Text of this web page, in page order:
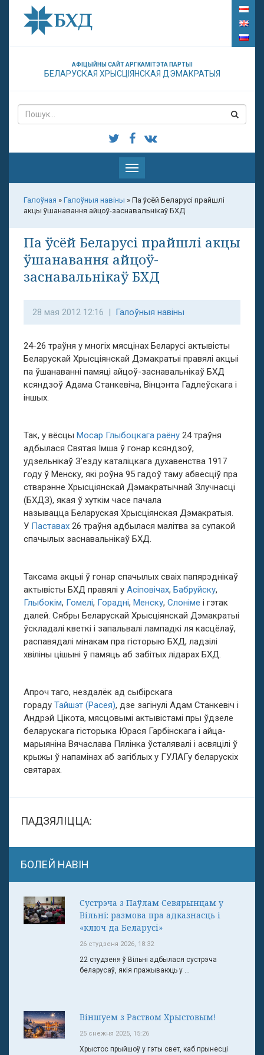
АФІЦЫЙНЫ САЙТ АРГКАМІТЭТА ПАРТЫІ
БЕЛАРУСКАЯ ХРЫСЦІЯНСКАЯ ДЭМАКРАТЫЯ
Паказаць
меню
Галоўная » Галоўныя навіны » Па ўсёй Беларусі прайшлі
акцы ўшанавання айцоў-заснавальнікаў БХД
Па ўсёй Беларусі прайшлі акцы
ўшанавання айцоў-
заснавальнікаў БХД
28 мая 2012 12:16 | Галоўныя навіны
24-26 траўня у многіх мясцінах Беларусі актывісты
Беларускай Хрысціянскай Дэмакратыі правялі акцыі
па ўшанаванні памяці айцоў-заснавальнікаў БХД
ксяндзоў Адама Станкевіча, Вінцэнта Гадлеўскага і
іншых.
Так, у вёсцы Мосар Глыбоцкага раёну 24 траўня
адбылася Святая Імша ў гонар ксяндзоў,
удзельнікаў З’езду каталіцкага духавенства 1917
году ў Менску, які роўна 95 гадоў таму абвесціў пра
стварэнне Хрысціянскай Дэмакратычнай Злучнасці
(БХДЗ), якая ў хуткім часе пачала
называцца Беларуская Хрысціянская Дэмакратыя.
У Паставах 26 траўня адбылася малiтва за супакой
спачылых заснавальнікаў БХД.
Таксама акцыі ў гонар спачылых сваіх папярэднікаў
актывісты БХД правялі у Асіповічах, Бабруйску,
Глыбокім, Гомелі, Горадні, Менску, Слоніме і гэтак
далей. Сябры Беларускай Хрысціянскай Дэмакратыі
ўскладалі кветкі і запальвалі лампадкі ля касцёлаў,
распавядалі мінакам пра гісторыю БХД, ладзілі
хвіліны цішыні ў памяць аб забітых лідарах БХД.
Апроч таго, нездалёк ад сыбірскага
гораду Тайшэт (Расея), дзе загінулі Адам Станкевіч і
Андрэй Цікота, мясцовымі актывістамі пры ўдзеле
беларускага гісторыка Юрася Гарбінскага і айца-
марыяніна Вячаслава Пялінка ўсталявалі і асвяцілі ў
крыжы ў напамінах аб загіблых у ГУЛАГу беларускіх
святарах.
ПАДЗЯЛІЦЦА:
БОЛЕЙ НАВІН
Сустрэча з Паўлам Севярынцам у
Вільні: размова пра адказнасць і
«ключ да Беларусі»
26 студзеня 2026, 18:32
22 студзеня ў Вільні адбылася сустрэча
беларусаў, якія пражываюць у ...
Віншуем з Раством Хрыстовым!
25 снежня 2025, 15:26
Хрыстос прыйшоў у гэты свет, каб прынесці